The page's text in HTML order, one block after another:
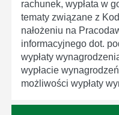
rachunek, wypłata w
tematy związane z
nałożeniu na
informacyjnego dot.
wypłaty
wypłacie
możliwości wypłaty